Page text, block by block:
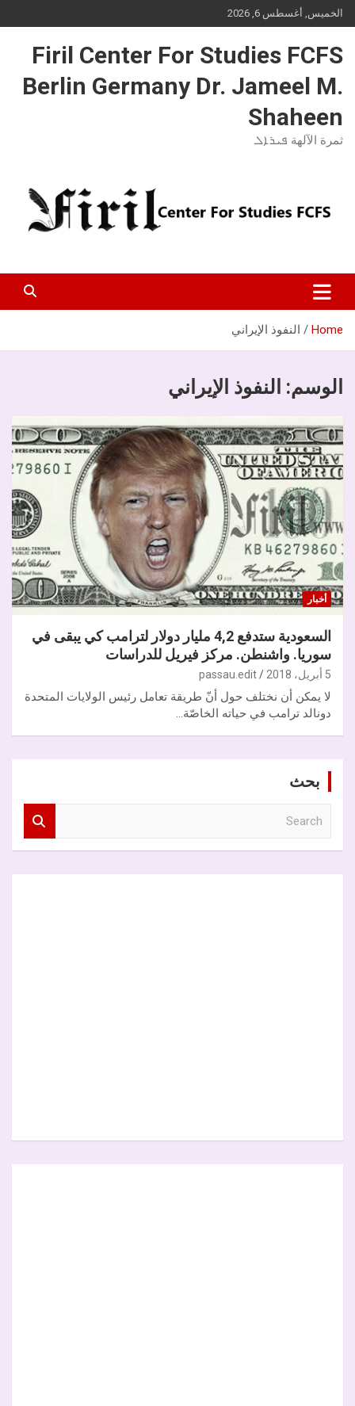
Skip
to
الخميس, أغسطس 6, 2026
Firil Center For Studies FCFS
Berlin Germany Dr. Jameel M.
Shaheen
ثمرة الآلهة ܦܝܪܐܠ
Home النفوذ الإيراني
الوسم: النفوذ الإيراني
أخبار
السعودية ستدفع 4,2 مليار دولار لترامب كي يبقى في
سوريا. واشنطن. مركز فيريل للدراسات
5 أبريل، 2018 passau.edit
لا يمكن أن نختلف حول أنّ طريقة تعامل رئيس الولايات المتحدة
دونالد ترامب في حياته الخاصّة…
بحث